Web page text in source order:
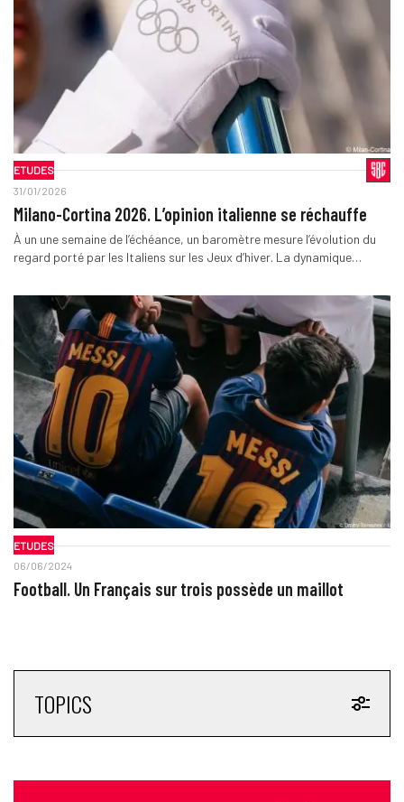
ETUDES
31/01/2026
Milano-Cortina 2026. L’opinion italienne se réchauffe
À un une semaine de l’échéance, un baromètre mesure l’évolution du
regard porté par les Italiens sur les Jeux d’hiver. La dynamique…
ETUDES
06/06/2024
Football. Un Français sur trois possède un maillot
TOPICS